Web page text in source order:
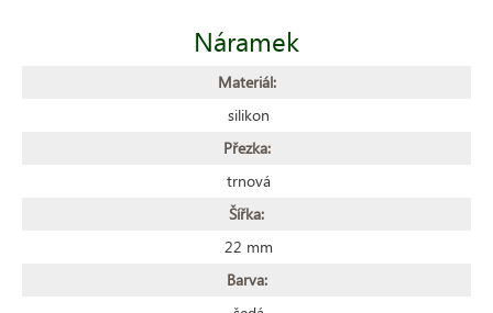
Náramek
Materiál:
silikon
Přezka:
trnová
Šířka:
22 mm
Barva: